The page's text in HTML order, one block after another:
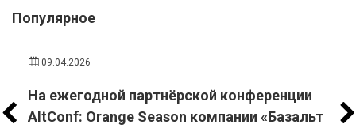
Популярное
09.04.2026
На ежегодной партнёрской конференции
AltConf: Orange Season компании «Базальт